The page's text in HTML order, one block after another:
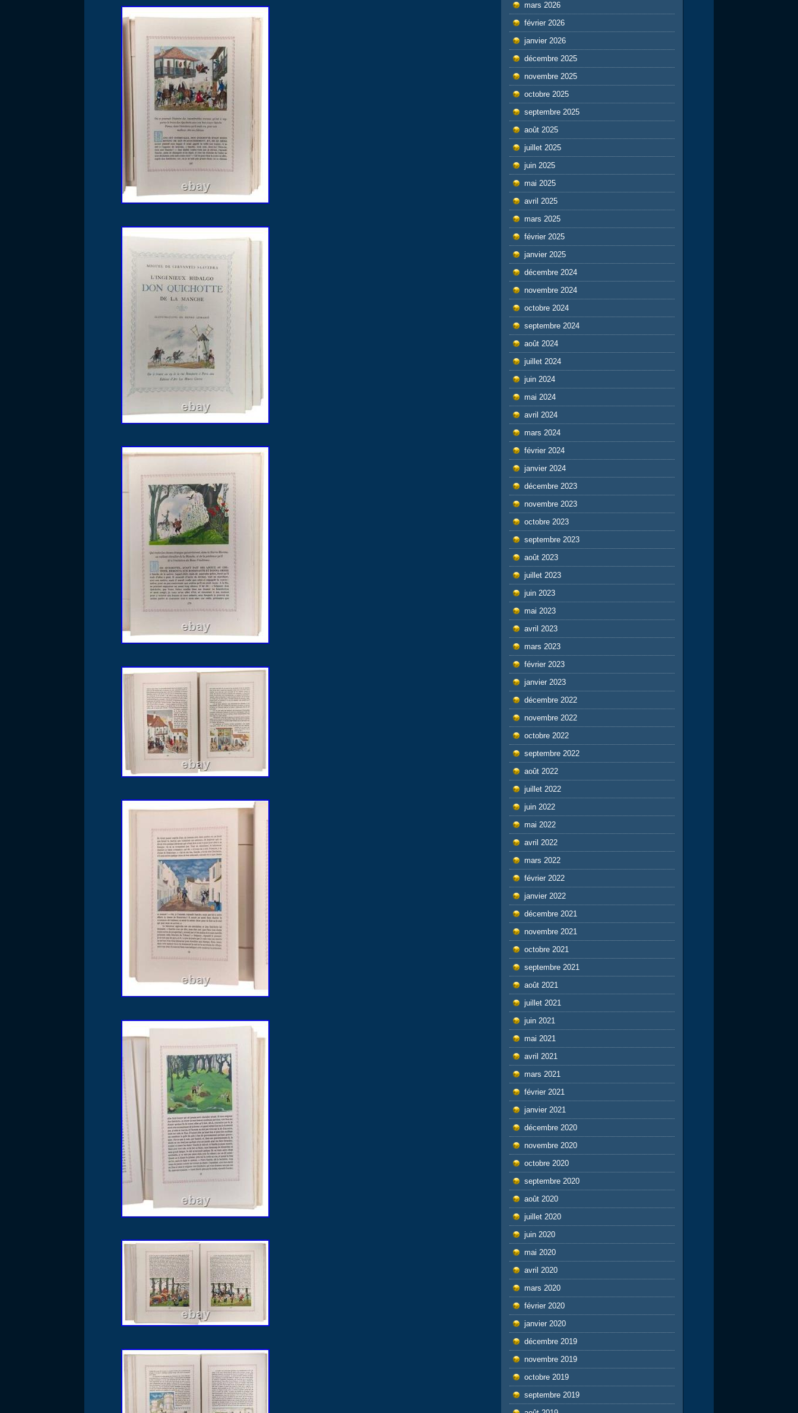
mars 2026
février 2026
janvier 2026
décembre 2025
novembre 2025
octobre 2025
septembre 2025
août 2025
juillet 2025
juin 2025
mai 2025
avril 2025
mars 2025
février 2025
janvier 2025
décembre 2024
novembre 2024
octobre 2024
septembre 2024
août 2024
juillet 2024
juin 2024
mai 2024
avril 2024
mars 2024
février 2024
janvier 2024
décembre 2023
novembre 2023
octobre 2023
septembre 2023
août 2023
juillet 2023
juin 2023
mai 2023
avril 2023
mars 2023
février 2023
janvier 2023
décembre 2022
novembre 2022
octobre 2022
septembre 2022
août 2022
juillet 2022
juin 2022
mai 2022
avril 2022
mars 2022
février 2022
janvier 2022
décembre 2021
novembre 2021
octobre 2021
septembre 2021
août 2021
juillet 2021
juin 2021
mai 2021
avril 2021
mars 2021
février 2021
janvier 2021
décembre 2020
novembre 2020
octobre 2020
septembre 2020
août 2020
juillet 2020
juin 2020
mai 2020
avril 2020
mars 2020
février 2020
janvier 2020
décembre 2019
novembre 2019
octobre 2019
septembre 2019